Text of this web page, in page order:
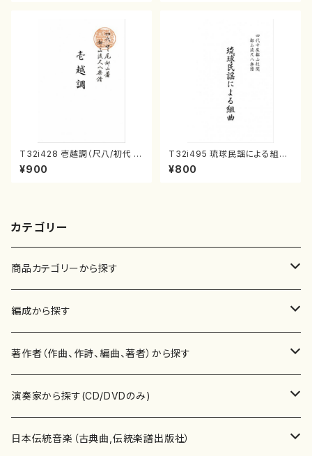
T32i428 壱越調（尺八/初代 中
村双葉/楽譜）都山流公刊楽譜曲
番:2133
¥900
T32i495 琉球民謡による組曲
（尺八/牧野由多可/楽譜）都山n
o:2204
¥800
カテゴリー
商品カテゴリーから探す
楽譜
書籍
書籍
テキストブック
CD・DVD
チケット
編成から探す
邦楽器
箏・琴（ソロ）
箏・琴（合奏）
合唱
混声合唱
歌・声
著作者（作曲、作詩、編曲、著者）から探す
あ行
青木省三(アオキ ショウゾウ)
か行
演奏家から探す(CD/DVDのみ)
邦楽（箏、三味線、尺八等）演奏家
日本伝統音楽（古典曲,伝統楽譜出版社）